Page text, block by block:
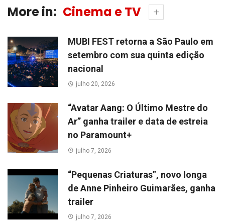
More in: Cinema e TV
MUBI FEST retorna a São Paulo em
setembro com sua quinta edição
nacional
julho 20, 2026
“Avatar Aang: O Último Mestre do
Ar” ganha trailer e data de estreia
no Paramount+
julho 7, 2026
“Pequenas Criaturas”, novo longa
de Anne Pinheiro Guimarães, ganha
trailer
julho 7, 2026